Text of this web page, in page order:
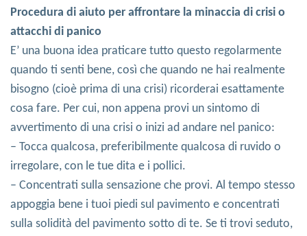
Procedura di aiuto per affrontare la minaccia di crisi o
attacchi di panico
E’ una buona idea praticare tutto questo regolarmente
quando ti senti bene, così che quando ne hai realmente
bisogno (cioè prima di una crisi) ricorderai esattamente
cosa fare. Per cui, non appena provi un sintomo di
avvertimento di una crisi o inizi ad andare nel panico:
– Tocca qualcosa, preferibilmente qualcosa di ruvido o
irregolare, con le tue dita e i pollici.
– Concentrati sulla sensazione che provi. Al tempo stesso
appoggia bene i tuoi piedi sul pavimento e concentrati
sulla solidità del pavimento sotto di te. Se ti trovi seduto,